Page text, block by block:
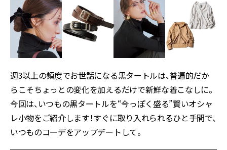
週3以上の頻度でお世話になる黒タートルは、普遍的だか
らこそちょっとの変化を加えるだけで新鮮な着こなしに。
今回は、いつもの黒タートルを“今っぽく盛る”賢いオシャ
レ小物をご紹介します！すぐに取り入れられるひと手間で、
いつものコーデをアップデートして。